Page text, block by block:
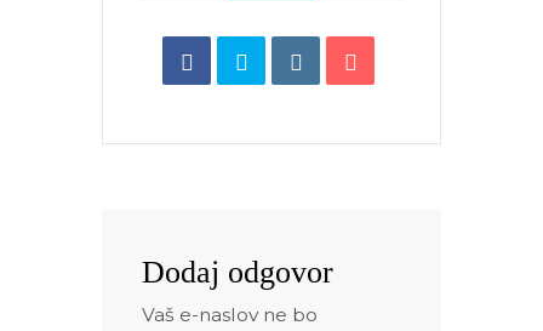
Dodaj odgovor
Vaš e-naslov ne bo